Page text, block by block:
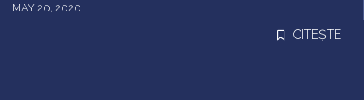
MAY 20, 2020
CITEȘTE